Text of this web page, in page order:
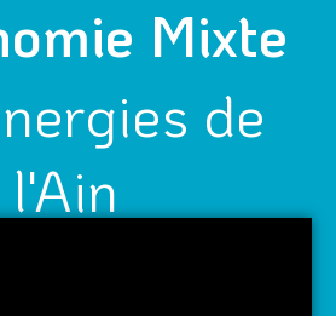
Mixte
de
l'Ain